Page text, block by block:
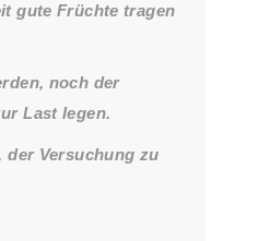
gute Früchte tragen
noch der
Last legen.
der Versuchung zu